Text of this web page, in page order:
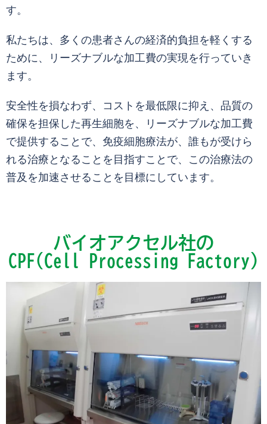
す。
私たちは、多くの患者さんの経済的負担を軽くする
ために、リーズナブルな加工費の実現を行っていき
ます。
安全性を損なわず、コストを最低限に抑え、品質の
確保を担保した再生細胞を、リーズナブルな加工費
で提供することで、免疫細胞療法が、誰もが受けら
れる治療となることを目指すことで、この治療法の
普及を加速させることを目標にしています。
バイオアクセル社の
CPF(Cell Processing Factory)